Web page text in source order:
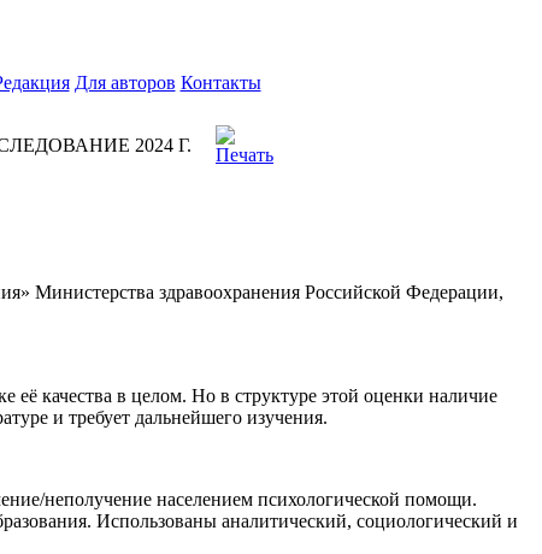
Для авторов Контакты
2024 Г.
Министерства здравоохранения Российской Федерации,
качества в целом. Но в структуре этой оценки наличие
и требует дальнейшего изучения.
неполучение населением психологической помощи.
Использованы аналитический, социологический и